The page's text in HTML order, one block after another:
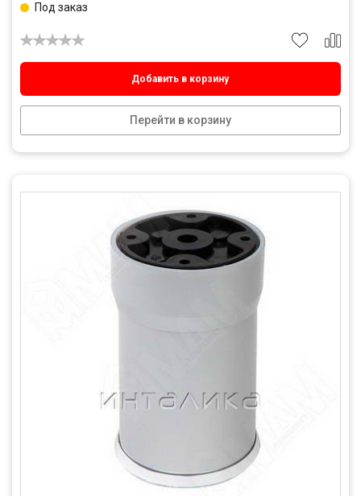
Добавить в корзину
Перейти в корзину
Под заказ